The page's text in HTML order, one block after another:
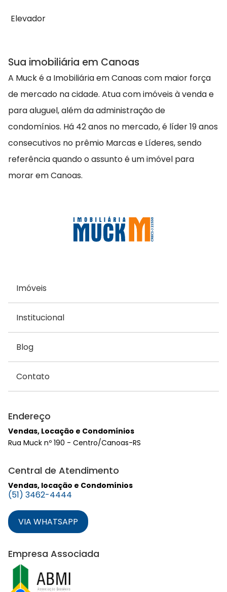
Elevador
Sua imobiliária em Canoas
A Muck é a Imobiliária em Canoas com maior força
de mercado na cidade. Atua com imóveis à venda e
para aluguel, além da administração de
condomínios. Há 42 anos no mercado, é líder 19 anos
consecutivos no prêmio Marcas e Líderes, sendo
referência quando o assunto é um imóvel para
morar em Canoas.
Imóveis
Institucional
Blog
Contato
Endereço
Vendas, Locação e Condomínios
Rua Muck nº 190 - Centro/Canoas-RS
Central de Atendimento
Vendas, locação e Condomínios
(51) 3462-4444
VIA WHATSAPP
Empresa Associada